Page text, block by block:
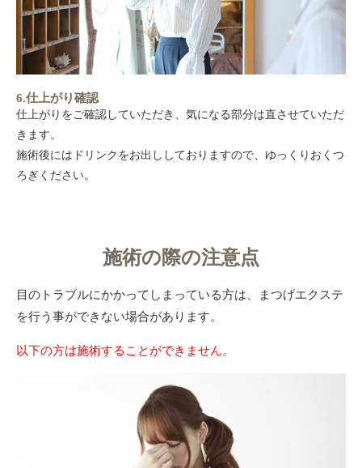
6.仕上がり確認
仕上がりをご確認していただき、気になる部分は直させていただ
きます。
施術後にはドリンクをお出ししておりますので、ゆっくりおくつ
ろぎください。
施術の際の注意点
目のトラブルにかかってしまっている方は、まつげエクステ
を行う事ができない場合があります。
以下の方は施術することができません。